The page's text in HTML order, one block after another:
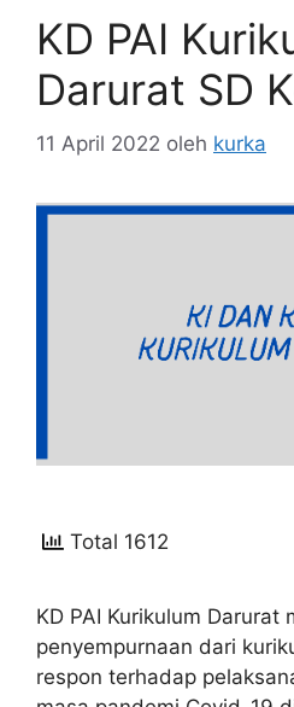
KD PAI
Darurat SD
11 April 2022 oleh kurka
Total 1612
KD PAI Kurikulum Darurat
penyempurnaan dari
respon terhadap